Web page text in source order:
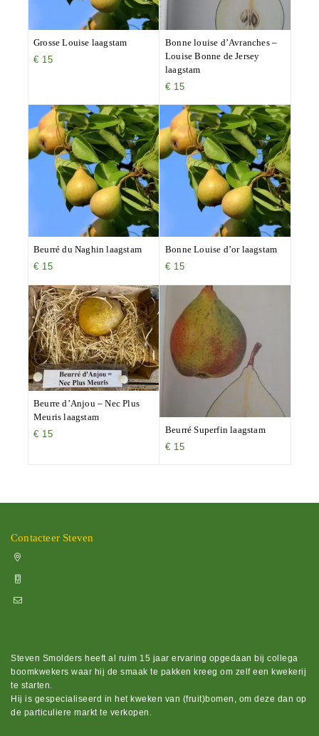
Grosse Louise laagstam
€ 15
Bonne louise d’Avranches –
Louise Bonne de Jersey
laagstam
€ 15
Beurré du Naghin laagstam
€ 15
Bonne Louise d’or laagstam
€ 15
Beurre d’Anjou – Nec Plus
Meuris laagstam
€ 15
Beurré Superfin laagstam
€ 15
Contacteer Steven
Steven Smolders heeft al ruim 15 jaar ervaring opgedaan bij collega
boomkwekers waar hij de smaak te pakken kreeg om zelf een kwekerij
te starten.
Hij is gespecialiseerd in het kweken van (fruit)bomen, om deze dan op
de particuliere markt te verkopen.